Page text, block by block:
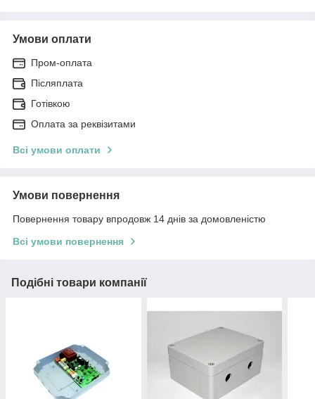
Умови оплати
Пром-оплата
Післяплата
Готівкою
Оплата за реквізитами
Всі умови оплати
Умови повернення
Повернення товару впродовж 14 днів за домовленістю
Всі умови повернення
Подібні товари компанії